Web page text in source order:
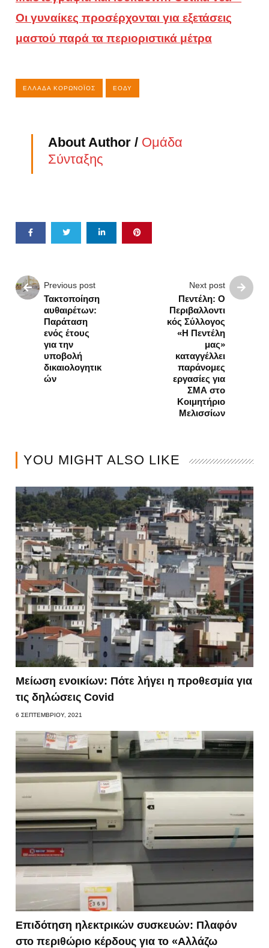
Οι γυναίκες προσέρχονται για εξετάσεις
μαστού παρά τα περιοριστικά μέτρα
ΕΛΛΆΔΑ ΚΟΡΩΝΟΪΌΣ ΕΟΔΥ
About Author / Ομάδα
Σύνταξης
Previous post
Τακτοποίηση
αυθαιρέτων:
Παράταση
ενός έτους
για την
υποβολή
δικαιολογητικ
ών
Next post
Πεντέλη: Ο
Περιβαλλοντι
κός Σύλλογος
«Η Πεντέλη
μας»
καταγγέλλει
παράνομες
εργασίες για
ΣΜΑ στο
Κοιμητήριο
Μελισσίων
YOU MIGHT ALSO LIKE
Μείωση ενοικίων: Πότε λήγει η προθεσμία για
τις δηλώσεις Covid
6 ΣΕΠΤΕΜΒΡΊΟΥ, 2021
Επιδότηση ηλεκτρικών συσκευών: Πλαφόν
στο περιθώριο κέρδους για το «Αλλάζω